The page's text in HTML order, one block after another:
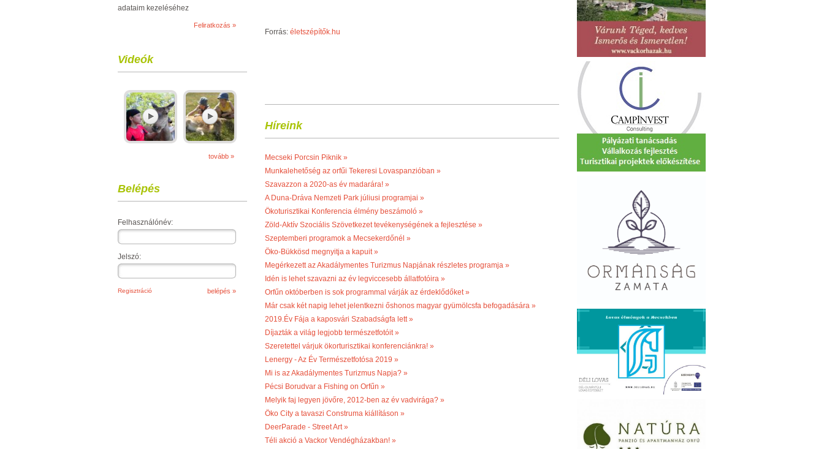
adataim kezeléséhez
Videók
tovább »
Belépés
Felhasználónév:
Jelszó:
Regisztráció
Forrás: életszépítők.hu
Híreink
Mecseki Porcsin Piknik »
Munkalehetőség az orfűi Tekeresi Lovaspanzióban »
Szavazzon a 2020-as év madarára! »
A Duna-Dráva Nemzeti Park júliusi programjai »
Ökoturisztikai Konferencia élmény beszámoló »
Zöld-Aktív Szociális Szövetkezet tevékenységének a fejlesztése »
Szeptemberi programok a Mecsekerdőnél »
Öko-Bükkösd megnyitja a kapuit »
Megérkezett az Akadálymentes Turizmus Napjának részletes programja »
Idén is lehet szavazni az év legviccesebb állatfotóira »
Orfűn októberben is sok programmal várják az érdeklődőket »
Már csak két napig lehet jelentkezni őshonos magyar gyümölcsfa befogadására »
2019.Év Fája a kaposvári Szabadságfa lett »
Díjazták a világ legjobb természetfotóit »
Szeretettel várjuk ökorturisztikai konferenciánkra! »
Lenergy - Az Év Természetfotósa 2019 »
Mi is az Akadálymentes Turizmus Napja? »
Pécsi Borudvar a Fishing on Orfűn »
Melyik faj legyen jövőre, 2012-ben az év vadvirága? »
Öko City a tavaszi Construma kiállításon »
DeerParade - Street Art »
Téli akció a Vackor Vendégházakban! »